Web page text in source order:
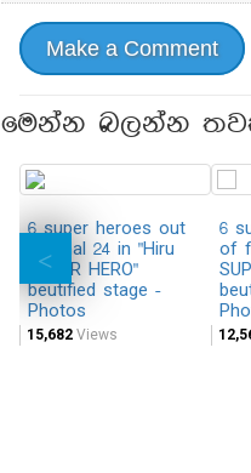
Make a Comment
මෙන්න බලන්න
6 super heroes out
of final 24 in "Hiru
SUPER HERO"
beutified stage -
Photos
15,682 Views
6
of